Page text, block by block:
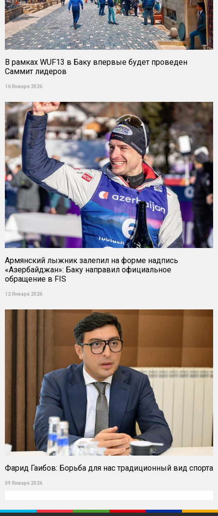
В рамках WUF13 в Баку впервые будет проведен
Саммит лидеров
16 Января 2026
Армянский лыжник залепил на форме надпись
«Азербайджан»: Баку направил официальное
обращение в FIS
12 Января 2026
Фарид Гаибов: Борьба для нас традиционный вид спорта
09 Января 2026